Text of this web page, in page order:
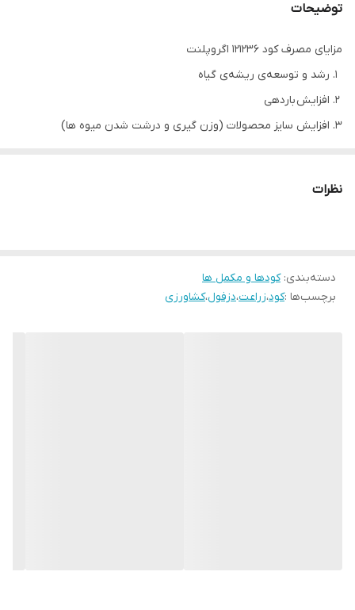
توضیحات
مزایای مصرف کود ۱۲۱۲۳۶ اگروپلنت
رشد و توسعه‌ی ریشه‌ی گیاه
افزایش باردهی
افزایش سایز محصولات (وزن گیری و درشت شدن میوه ها)
بهبود عملکرد و افزایش تناژ
نظرات
دسته‌بندی:کودها و مکمل ها
برچسب‌ها :کود،زراعت،دزفول،کشاورزی